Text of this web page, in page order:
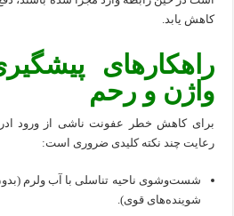
کاهش یابد.
راهکارهای
واژن و رحم
برای کاهش خطر عفونت ناشی از ورود
رعایت چند نکته کلیدی ضروری است:
شست‌وشوی ناحیه تناسلی با آب ولرم
شوینده‌های قوی).